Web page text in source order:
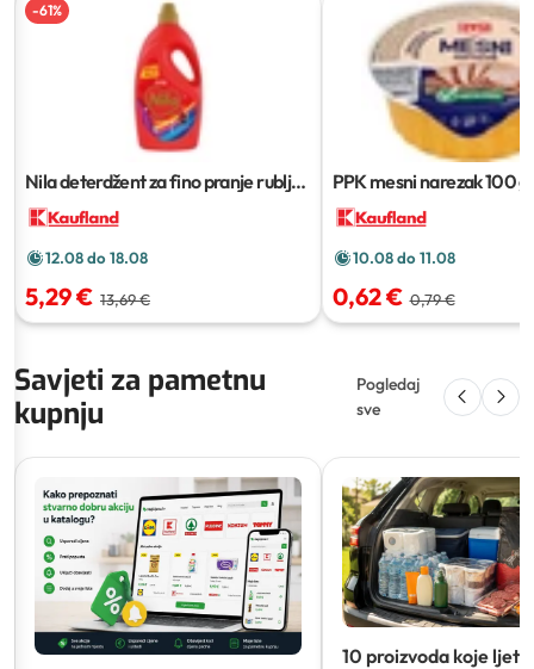
-61%
Nila deterdžent za fino pranje rublja
3,7 L
12.08 do 18.08
5,29 € 13,69 €
PPK mesni narezak100 g
10.08 do 11.08
0,62 € 0,79 €
Savjeti za pametnu
kupnju
Pogledaj
sve
10 proizvoda koje ljeti